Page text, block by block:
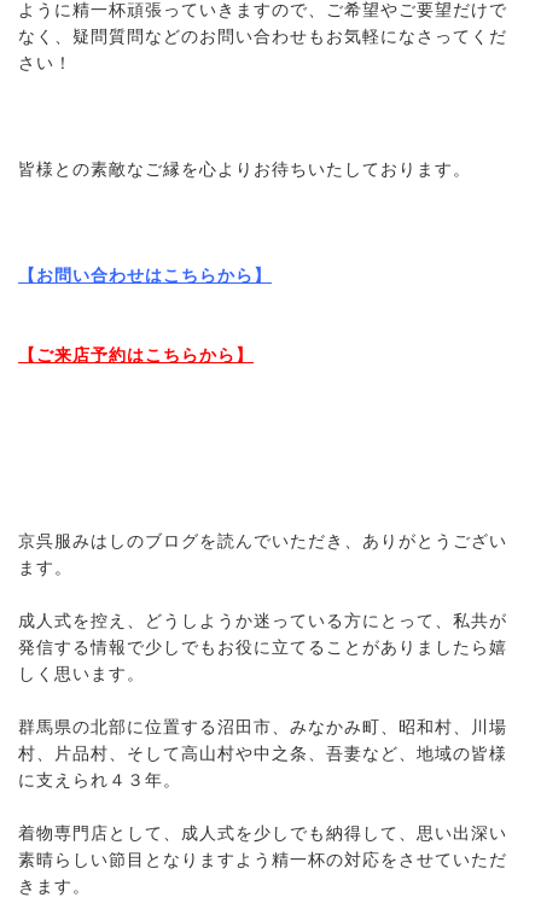
ように精一杯頑張っていきますので、ご希望やご要望だけで
なく、疑問質問などのお問い合わせもお気軽になさってくだ
さい！
皆様との素敵なご縁を心よりお待ちいたしております。
【お問い合わせはこちらから】
【ご来店予約はこちらから】
京呉服みはしのブログを読んでいただき、ありがとうござい
ます。
成人式を控え、どうしようか迷っている方にとって、私共が
発信する情報で少しでもお役に立てることがありましたら嬉
しく思います。
群馬県の北部に位置する沼田市、みなかみ町、昭和村、川場
村、片品村、そして高山村や中之条、吾妻など、地域の皆様
に支えられ４３年。
着物専門店として、成人式を少しでも納得して、思い出深い
素晴らしい節目となりますよう精一杯の対応をさせていただ
きます。